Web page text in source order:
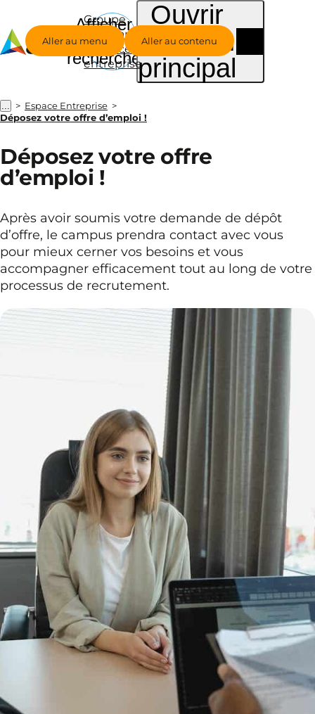
Aller au menu Aller au contenu
Groupe
Alternance
- Espace
entreprise
Afficher
la
recherche
Ouvrir
le menu
principal
...
Espace Entreprise
Déposez votre offre d’emploi !
Déposez votre offre
d’emploi !
Après avoir soumis votre demande de dépôt
d’offre, le campus prendra contact avec vous
pour mieux cerner vos besoins et vous
accompagner efficacement tout au long de votre
processus de recrutement.